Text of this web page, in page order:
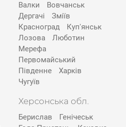
Валки
Вовчанськ
Дергачі
Зміїв
Красноград
Куп'янськ
Лозова
Люботин
Мерефа
Первомайський
Південне
Харків
Чугуїв
Херсонська обл.
Берислав
Генічеськ